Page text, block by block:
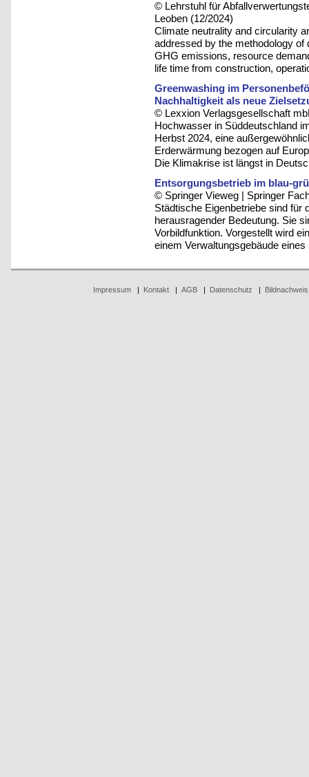
© Lehrstuhl für
Leoben (12/2024)
Climate neutrality and circularity
addressed by the methodology
GHG emissions, resource
life time from construction,
Greenwashing im
Nachhaltigkeit als neue
© Lexxion Verlagsgesellschaft
Hochwasser in Süddeutschland
Herbst 2024, eine
Erderwärmung bezogen auf
Die Klimakrise ist längst in
Entsorgungsbetrieb im blau-
© Springer Vieweg | Springer
Städtische Eigenbetriebe sind für
herausragender Bedeutung. Sie
Vorbildfunktion. Vorgestellt wird
einem Verwaltungsgebäude
Impressum| Kontakt| AGB| Datenschutz | Bildnachweis